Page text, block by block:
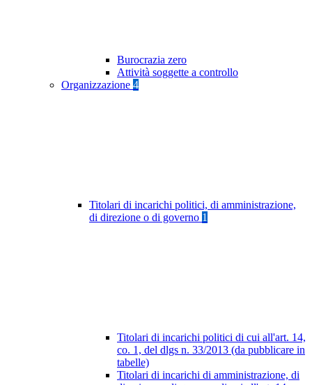
Burocrazia zero
Attività soggette a controllo
Organizzazione 4
Titolari di incarichi politici, di amministrazione,
di direzione o di governo 1
Titolari di incarichi politici di cui all'art. 14,
co. 1, del dlgs n. 33/2013 (da pubblicare in
tabelle)
Titolari di incarichi di amministrazione, di